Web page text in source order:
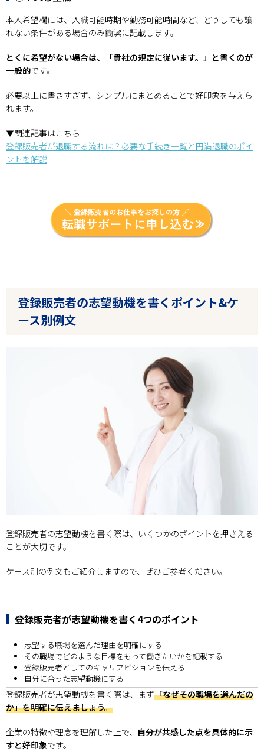
本人希望欄には、入職可能時期や勤務可能時間など、どうしても譲
れない条件がある場合のみ簡潔に記載します。
とくに希望がない場合は、「貴社の規定に従います。」と書くのが
一般的です。
必要以上に書きすぎず、シンプルにまとめることで好印象を与えら
れます。
▼関連記事はこちら
登録販売者が退職する流れは？必要な手続き一覧と円満退職のポイ
ントを解説
登録販売者の志望動機を書くポイント&ケ
ース別例文
登録販売者の志望動機を書く際は、いくつかのポイントを押さえる
ことが大切です。
ケース別の例文もご紹介しますので、ぜひご参考ください。
登録販売者が志望動機を書く4つのポイント
志望する職場を選んだ理由を明確にする
その職場でどのような目標をもって働きたいかを記載する
登録販売者としてのキャリアビジョンを伝える
自分に合った志望動機にする
登録販売者が志望動機を書く際は、まず「なぜその職場を選んだの
か」を明確に伝えましょう。
企業の特徴や理念を理解した上で、 自分が共感した点を具体的に示
すと好印象です。